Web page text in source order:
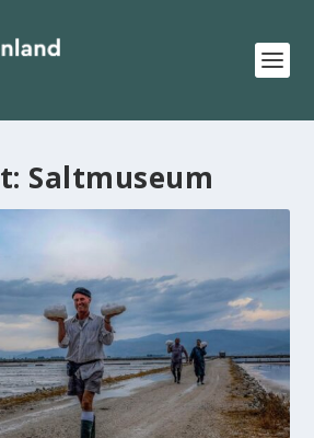
Saltmuseum